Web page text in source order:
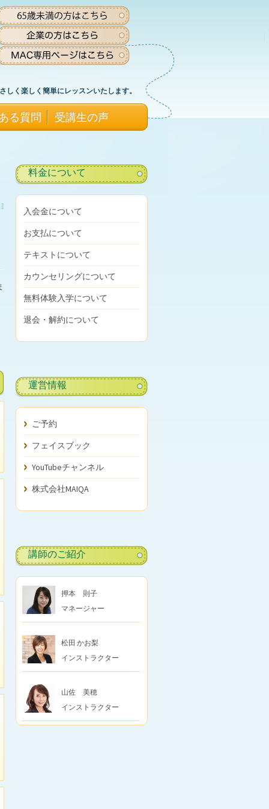
しく楽しく簡単にレッスンいたします。
る質問 受講生の声
料金について
入会金について
お支払について
テキストについて
カウンセリングについて
無料体験入学について
退会・解約について
運営情報
ご予約
フェイスブック
YouTubeチャンネル
株式会社MAIQA
講師のご紹介
押本 則子
マネージャー
福岡校
松田 かお梨
インストラクター
博多校
山佐 美穂
インストラクター
福岡校